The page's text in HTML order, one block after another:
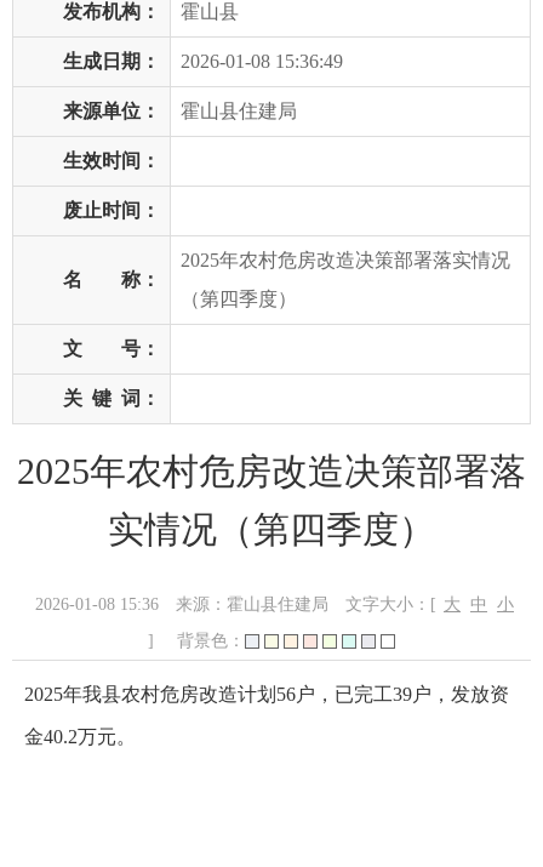
发布机构： 霍山县
生成日期： 2026-01-08 15:36:49
来源单位： 霍山县住建局
生效时间：
废止时间：
名 称：
2025年农村危房改造决策部署落实情况
（第四季度）
文 号：
关 键 词：
2025年农村危房改造决策部署落
实情况（第四季度）
2026-01-08 15:36 来源：霍山县住建局 文字大小：[ 大 中
小
]
背景色：
2025年我县农村危房改造计划56户，已完工39户，发放资
金40.2万元。